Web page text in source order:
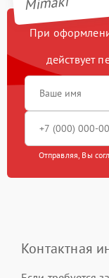
При
действует
Отправляя, Вы
Контактная